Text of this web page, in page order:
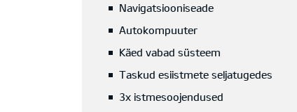
Navigatsiooniseade
Autokompuuter
Käed vabad süsteem
Taskud esiistmete seljatugedes
3x istmesoojendused